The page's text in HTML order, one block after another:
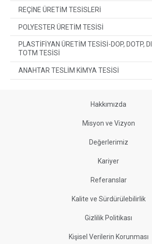
REÇİNE ÜRETİM TESİSLERİ
POLYESTER ÜRETİM TESİSİ
PLASTİFİYAN ÜRETİM TESİSİ-DOP, DOTP,
TOTM TESİSİ
ANAHTAR TESLİM KİMYA TESİSİ
Hakkımızda
Misyon ve Vizyon
Değerlerimiz
Kariyer
Referanslar
Kalite ve Sürdürülebilirlik
Gizlilik Politikası
Kişisel Verilerin Korunması